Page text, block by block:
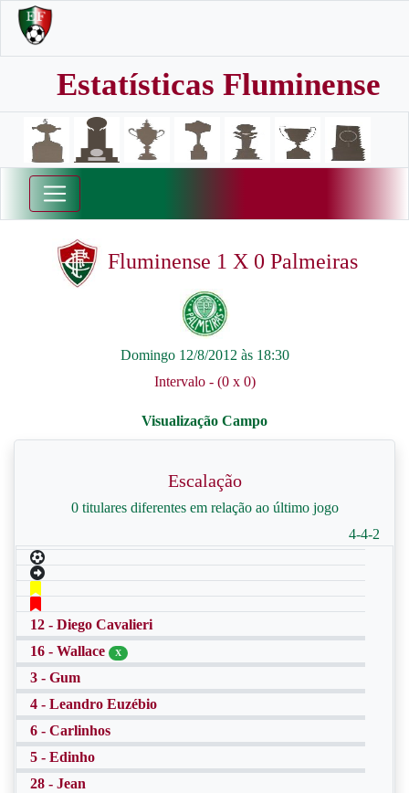
Estatísticas Fluminense
Fluminense 1 X 0 Palmeiras
Domingo 12/8/2012 às 18:30
Intervalo - (0 x 0)
Escalação
0 titulares diferentes em relação ao último jogo
4-4-2
12 - Diego Cavalieri
16 - Wallace
X
3 - Gum
4 - Leandro Euzébio
6 - Carlinhos
5 - Edinho
28 - Jean